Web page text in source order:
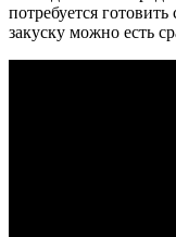
потребуется
закуску можно есть